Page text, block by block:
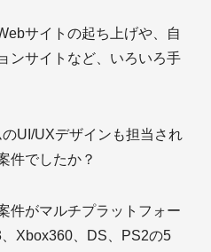
サイトの起ち上げや、自
ンサイトなど、いろいろ手
のUI/UXデザインも担当され
件でしたか？
件がマルチプラットフォー
Xbox360、DS、PS2の5